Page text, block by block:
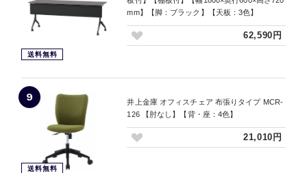
送料無料
mm】【脚：ブラック】【天板：3色】
62,590円
9
送料無料
井上金庫 オフィスチェア 布張りタイプ MCR-
126 【肘なし】【背・座：4色】
21,010円